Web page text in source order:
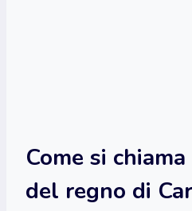
Come si
del regno di